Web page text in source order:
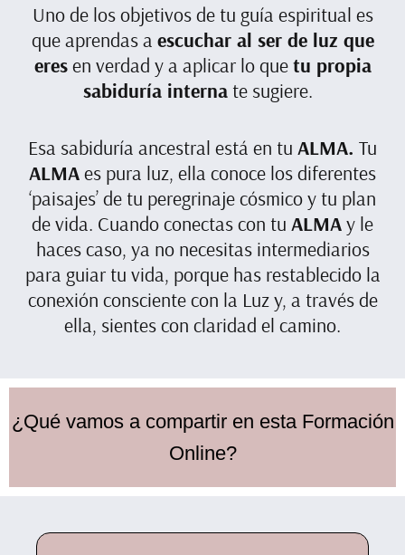
Uno de los objetivos de tu guía espiritual es
que aprendas a escuchar al ser de luz que
eresen verdad y a aplicar lo quetu propia
sabiduría interna te sugiere.
Esa sabiduría ancestral está en tu ALMA. Tu
ALMAes pura luz, ella conoce los diferentes
‘paisajes’ de tu peregrinaje cósmico y tu plan
de vida. Cuando conectas con tu ALMAy le
haces caso, ya no necesitas intermediarios
para guiar tu vida, porque has restablecido la
conexión consciente con la Luz y, a través de
ella, sientes con claridad el camino.
¿Qué vamos a compartir en esta Formación
Online?